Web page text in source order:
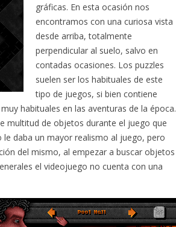
gráficas. En esta ocasión nos
encontramos con una curiosa vista
desde arriba, totalmente
perpendicular al suelo, salvo en
contadas ocasiones. Los puzzles
suelen ser los habituales de este
tipo de juegos, si bien contiene
habituales en las aventuras de la época.
multitud de objetos durante el juego que
daba un mayor realismo al juego, pero
del mismo, al empezar a buscar objetos
el videojuego no cuenta con una